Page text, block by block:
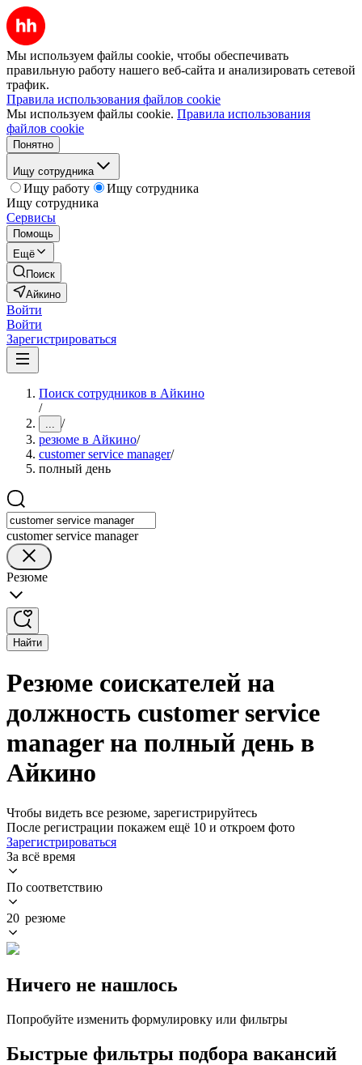
Мы используем файлы cookie, чтобы обеспечивать
правильную работу нашего веб-сайта и анализировать сетевой
трафик.
Правила использования файлов cookie
Мы используем файлы cookie. Правила использования
файлов cookie
Понятно
Ищу сотрудника
Ищу работу
Ищу сотрудника
Ищу сотрудника
Сервисы
Помощь
Ещё
Поиск
Айкино
Войти
Войти
Зарегистрироваться
Поиск сотрудников в Айкино
/
... /
резюме в Айкино/
customer service manager/
полный день
customer service manager
Резюме
Найти
Резюме соискателей на
должность customer service
manager на полный день в
Айкино
Чтобы видеть все резюме, зарегистрируйтесь
После регистрации покажем ещё 10 и откроем фото
Зарегистрироваться
За всё время
По соответствию
20 резюме
Ничего не нашлось
Попробуйте изменить формулировку или фильтры
Быстрые фильтры подбора вакансий